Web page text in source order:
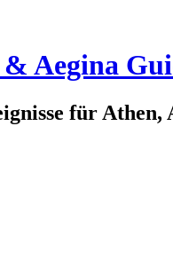
Aegina
für